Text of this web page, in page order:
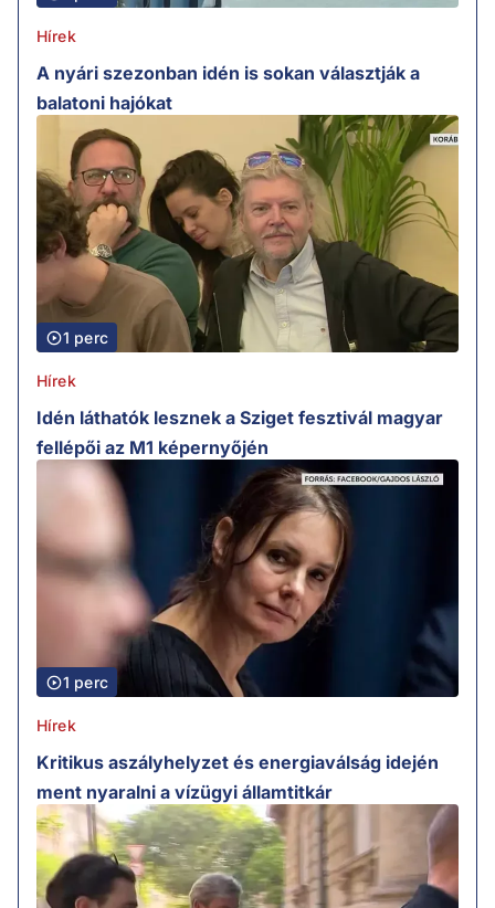
Hírek
A nyári szezonban idén is sokan választják a
balatoni hajókat
1 perc
Hírek
Idén láthatók lesznek a Sziget fesztivál magyar
fellépői az M1 képernyőjén
1 perc
Hírek
Kritikus aszályhelyzet és energiaválság idején
ment nyaralni a vízügyi államtitkár